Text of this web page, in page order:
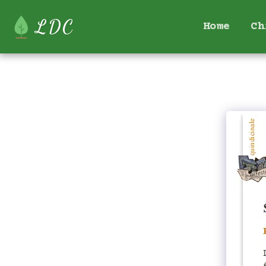
LDC Home